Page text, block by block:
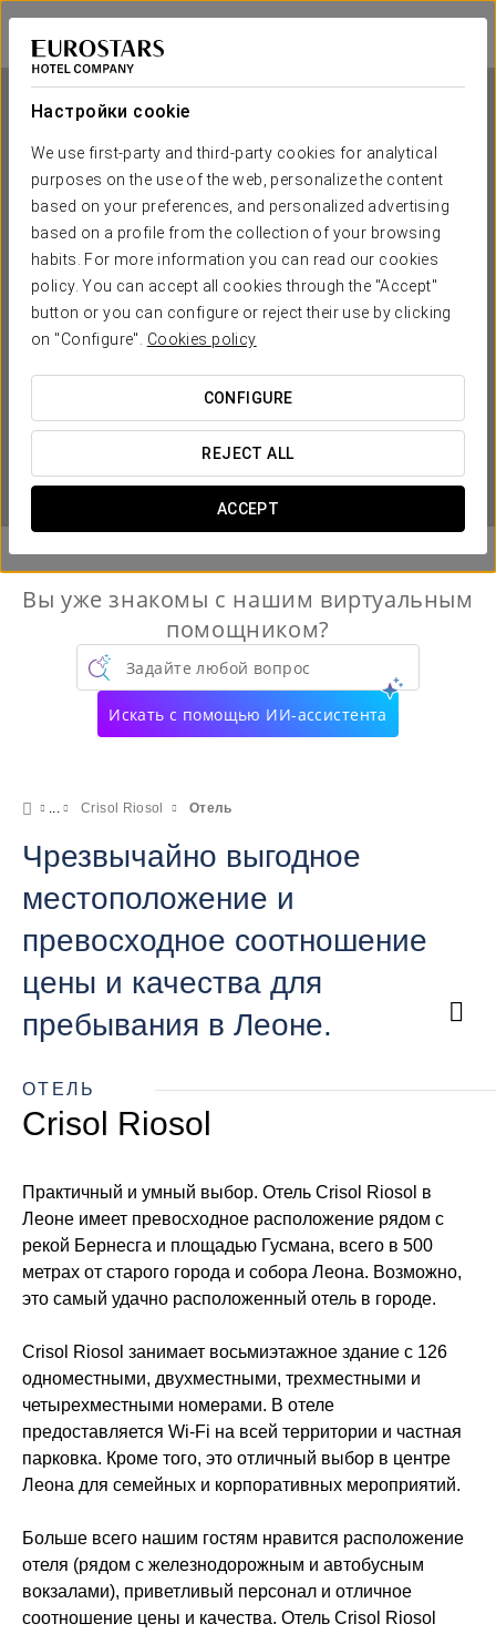
Настройки cookie
We use first-party and third-party cookies for analytical
purposes on the use of the web, personalize the content
based on your preferences, and personalized advertising
based on a profile from the collection of your browsing
habits. For more information you can read our cookies
policy. You can accept all cookies through the "Accept"
button or you can configure or reject their use by clicking
on "Configure". Cookies policy
CONFIGURE
REJECT ALL
ACCEPT
Crisol Riosol
ЛЕОН
Crisol Riosol
ЛЕОН
 
Вы уже знакомы с нашим виртуальным
помощником?
Задайте любой вопрос
Искать с помощью ИИ-ассистента
Crisol Riosol Отель
Чрезвычайно выгодное
местоположение и
превосходное соотношение
цены и качества для
пребывания в Леоне.
ОТЕЛЬ
Crisol Riosol
Практичный и умный выбор. Отель Crisol Riosol в
Леоне имеет превосходное расположение рядом с
рекой Бернесга и площадью Гусмана, всего в 500
метрах от старого города и собора Леона. Возможно,
это самый удачно расположенный отель в городе.
Crisol Riosol занимает восьмиэтажное здание с 126
одноместными, двухместными, трехместными и
четырехместными номерами. В отеле
предоставляется Wi-Fi на всей территории и частная
парковка. Кроме того, это отличный выбор в центре
Леона для семейных и корпоративных мероприятий.
Больше всего нашим гостям нравится расположение
отеля (рядом с железнодорожным и автобусным
вокзалами), приветливый персонал и отличное
соотношение цены и качества. Отель Crisol Riosol